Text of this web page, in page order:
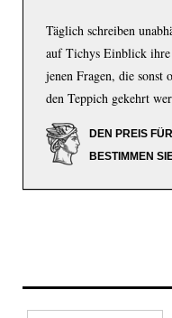
Täglich schreiben
auf Tichys Einblick
jenen Fragen, die sonst
den Teppich gekehrt
DEN PREIS
BESTIMMEN